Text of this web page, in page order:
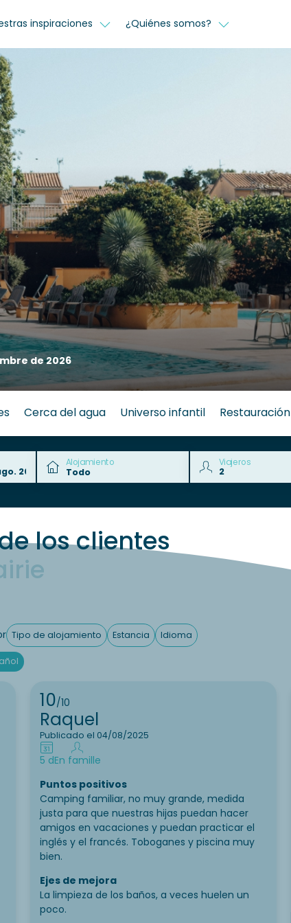
inspiraciones ¿Quiénes somos?
de 2026
Cerca del agua Universo infantil Restauración
Alojamiento Viajeros
los clientes
Tipo de alojamiento Estancia Idioma
10/10
Raquel
Publicado el 04/08/2025
5 dEn famille
Puntos positivos
Camping familiar, no muy grande, medida
justa para que nuestras hijas puedan hacer
amigos en vacaciones y puedan practicar el
inglés y el francés. Toboganes y piscina muy
bien.
Ejes de mejora
La limpieza de los baños, a veces huelen un
poco.